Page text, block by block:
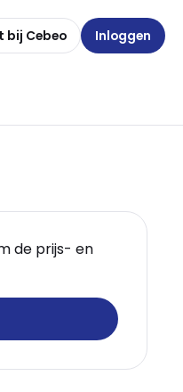
bij Cebeo Inloggen
de prijs- en